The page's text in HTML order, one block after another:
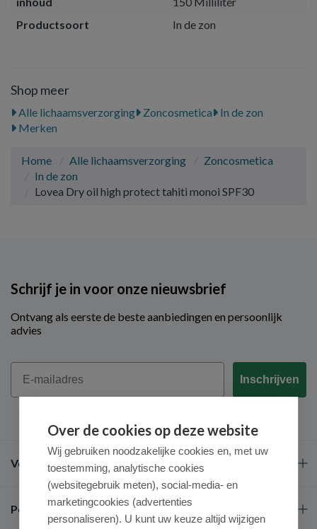
Productsoort
In de zon
Shop meer
Alle lichaamsverzorging Zoncosmetica
In de zon
Merken
Home Alle lichaamsverzorging
Zoncosmetica
In de zon
Lovea Dry oil high protect tahiti monoi SPF30
Schrijf je in voor onze nieuwsbrief
Ontvang als eerste de beste aanbiedingen en persoonlijk
advies
Email
Inschrijven
Veel gestelde vragen
Populaire merken
Over de cookies op deze website
Wij gebruiken noodzakelijke cookies en, met uw
toestemming, analytische cookies
(websitegebruik meten), social-media- en
marketingcookies (advertenties
personaliseren). U kunt uw keuze altijd wijzigen